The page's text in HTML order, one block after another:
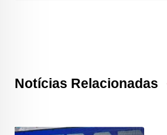
Notícias Relacionadas